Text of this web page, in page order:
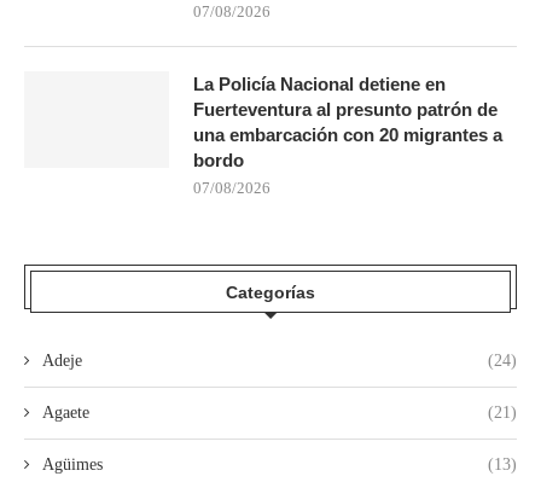
07/08/2026
La Policía Nacional detiene en
Fuerteventura al presunto patrón de
una embarcación con 20 migrantes a
bordo
07/08/2026
Categorías
Adeje (24)
Agaete (21)
Agüimes (13)